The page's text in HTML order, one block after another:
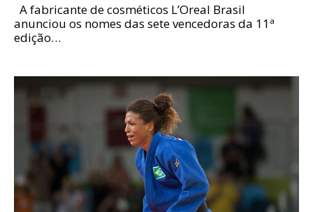
A fabricante de cosméticos L’Oreal Brasil
anunciou os nomes das sete vencedoras da 11ª
edição…